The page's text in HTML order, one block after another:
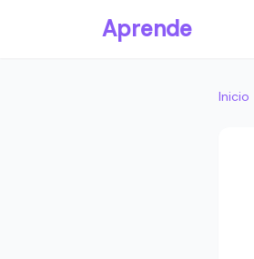
Aprende
Inicio